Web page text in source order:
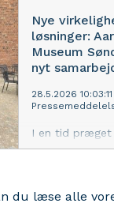
Science
med Maria
Alexander-
Nürnberg. De
styrke
og udbygge
Nye
løsninger:
Museum
nyt
28.5.2026
I en tid præget
usikkerhed
formidling og
du læse alle